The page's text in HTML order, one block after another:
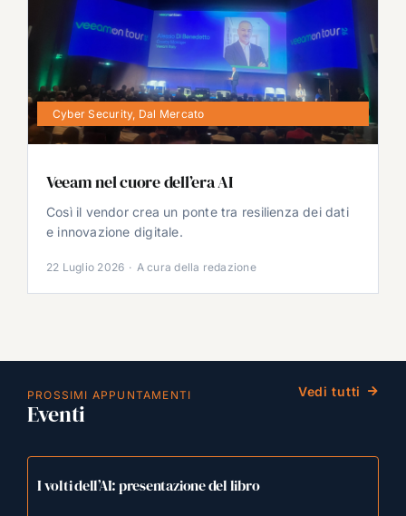
Cyber Security, Dal Mercato
Veeam nel cuore dell’era AI
Così il vendor crea un ponte tra resilienza dei dati
e innovazione digitale.
22 Luglio 2026 · A cura della redazione
PROSSIMI APPUNTAMENTI
Eventi
Vedi tutti
I volti dell’AI: presentazione del libro